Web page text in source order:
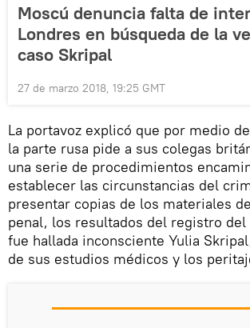
Moscú denuncia falta de
Londres en búsqueda de la
caso Skripal
27 de marzo 2018, 19:25 GMT
La portavoz explicó que por medio
la parte rusa pide a sus colegas
una serie de procedimientos
establecer las circunstancias del
presentar copias de los materiales
penal, los resultados del registro del
fue hallada inconsciente Yulia
de sus estudios médicos y los